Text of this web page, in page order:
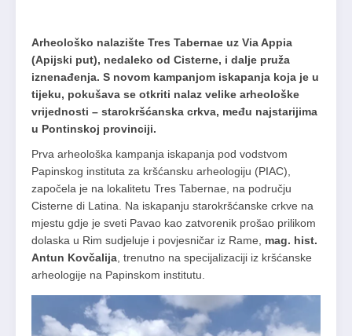
Arheološko nalazište Tres Tabernae uz Via Appia
(Apijski put), nedaleko od Cisterne, i dalje pruža
iznenađenja. S novom kampanjom iskapanja koja je u
tijeku, pokušava se otkriti nalaz velike arheološke
vrijednosti – starokršćanska crkva, među najstarijima
u Pontinskoj provinciji.
Prva arheološka kampanja iskapanja pod vodstvom
Papinskog instituta za kršćansku arheologiju (PIAC),
započela je na lokalitetu Tres Tabernae, na području
Cisterne di Latina. Na iskapanju starokršćanske crkve na
mjestu gdje je sveti Pavao kao zatvorenik prošao prilikom
dolaska u Rim sudjeluje i povjesničar iz Rame, mag. hist.
Antun Kovčalija , trenutno na specijalizaciji iz kršćanske
arheologije na Papinskom institutu.